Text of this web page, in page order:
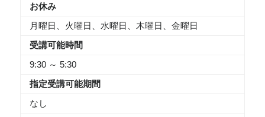
お休み
月曜日、火曜日、水曜日、木曜日、金曜日
受講可能時間
9:30 ～ 5:30
指定受講可能期間
なし